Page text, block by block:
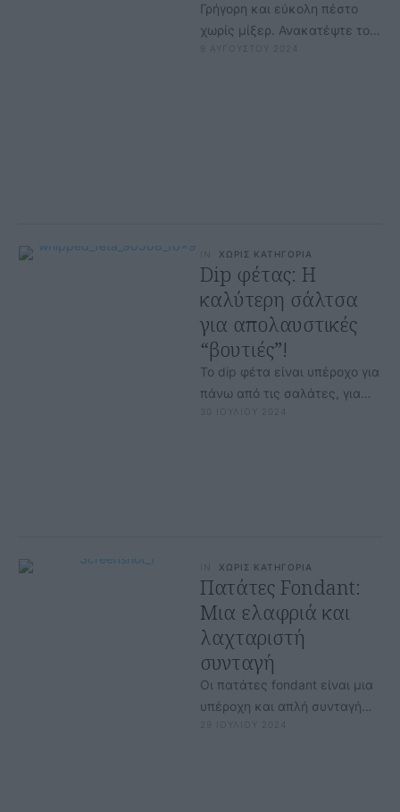
Γρήγορη και εύκολη πέστο
χωρίς μίξερ. Ανακατέψτε το
με τα ζυμαρικά και από πάνω
9 ΑΥΓΟΥΣΤΟΥ 2024
IN ΧΩΡΙΣ ΚΑΤΗΓΟΡΙΑ
Dip φέτας: Η
καλύτερη σάλτσα
για απολαυστικές
“βουτιές”!
To dip φέτα είναι υπέροχο για
πάνω από τις σαλάτες, για
νόστιμα σάντουιτς αλλά και
30 ΙΟΥΛΙΟΥ 2024
IN ΧΩΡΙΣ ΚΑΤΗΓΟΡΙΑ
Πατάτες Fondant:
Μια ελαφριά και
λαχταριστή
συνταγή
Οι πατάτες fondant είναι μια
υπέροχη και απλή συνταγή
που συνδυάζει τη γλυκιά
29 ΙΟΥΛΙΟΥ 2024